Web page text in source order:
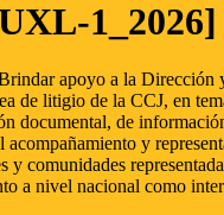
1_2026]
apoyo a la Dirección
de litigio de la CCJ, en
documental, de
acompañamiento y
y comunidades
a nivel nacional como